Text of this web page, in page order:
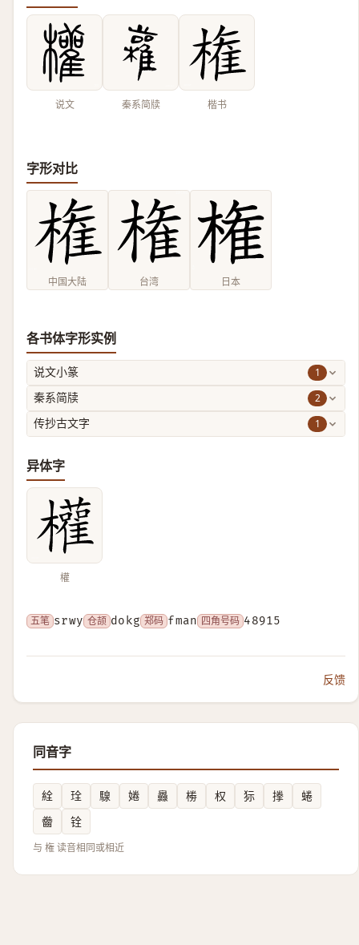
说文 秦系简牍 楷书
字形对比
中国大陆 台湾 日本
各书体字形实例
说文小篆 1
秦系简牍 2
传抄古文字 1
异体字
權
五笔 srwy 仓颉 dokg 郑码 fman 四角号码 48915
反馈
同音字
絟 㻇 騡 婘 灥 椦 权 狋 搼
蜷
齤
铨
与 権 读音相同或相近